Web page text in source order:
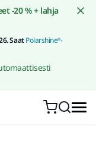
-20 % + lahja
SaatPolarshine®-